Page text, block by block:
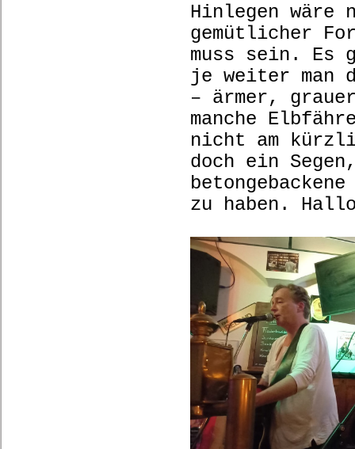
Hinlegen
gemütlicher
muss sein. Es
je weiter man
– ärmer,
manche
nicht am
doch ein
zu haben.